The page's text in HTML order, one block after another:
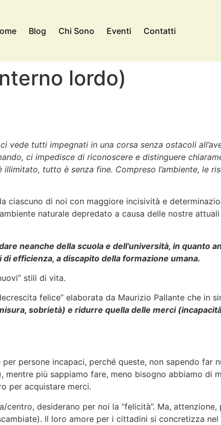
Blog Chi Sono Eventi Contatti
lordo)
vede tutti impegnati in una corsa senza ostacoli
ci impedisce di riconoscere e distinguere
tutto è senza fine. Compreso l’ambiente, le
ciascuno di noi con maggiore incisività e
naturale depredato a causa delle nostre
neanche della scuola e dell’università, in quanto
efficienza, a discapito della formazione umana.
stili di vita.
felice” elaborata da Maurizio Pallante che in
sobrietà) e ridurre quella delle merci
persone incapaci, perché queste, non sapendo far
più sappiamo fare, meno bisogno abbiamo di
per acquistare merci.
desiderano per noi la “felicità”. Ma, attenzione,
Il loro amore per i cittadini si concretizza nel